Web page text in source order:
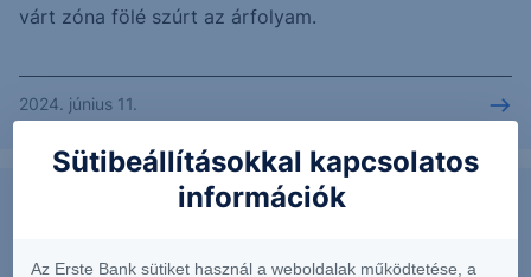
várt zóna fölé szúrt az árfolyam.
2024. június 11.
Sütibeállításokkal kapcsolatos
információk
Az Erste Bank sütiket használ a weboldalak működtetése, a